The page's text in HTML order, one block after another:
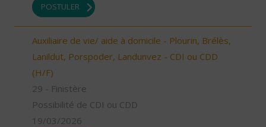
POSTULER
Auxiliaire de vie/ aide à domicile - Plourin, Brélès,
Lanildut, Porspoder, Landunvez - CDI ou CDD
(H/F)
29 - Finistère
Possibilité de CDI ou CDD
19/03/2026